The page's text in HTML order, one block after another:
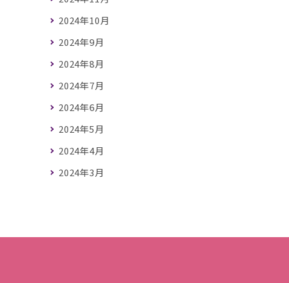
2024年10月
2024年9月
2024年8月
2024年7月
2024年6月
2024年5月
2024年4月
2024年3月